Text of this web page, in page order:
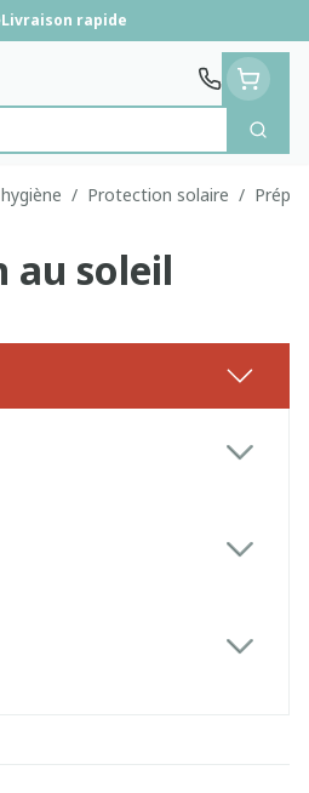
Livraison rapide
/ Protection solaire /
au soleil